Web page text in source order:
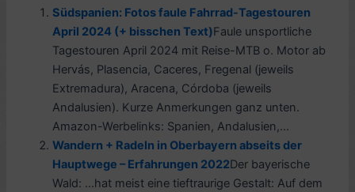
Südspanien: Fotos faule Fahrrad-Tagestouren
April 2024 (+ bisschen Text)Faule unsportliche
Tagestouren April 2024 mit Reise-MTB o. Motor ab
Hervás, Plasencia, Caceres, Fregenal (jeweils
Extremadura), Aracena, Córdoba (jeweils
Andalusien). Kurze Anmerkungen ganz unten.
Amazon-Werbelinks: Spanien, Andalusien,...
Wandern + Radeln in Oberbayern abseits der
Hauptwege – Erfahrungen 2022Der bayerische
Wald: …hat meist eine tieftraurige Gestalt: Auf dem